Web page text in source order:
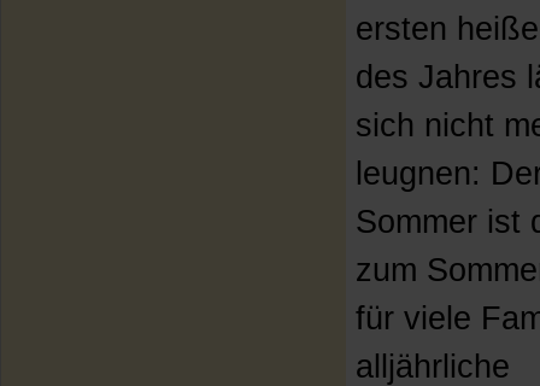
ersten
des Jahres
sich nicht
leugnen:
Sommer ist
zum
für viele
alljährliche